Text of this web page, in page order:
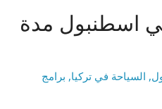
اسطنبول مدة
, السياحة في تركيا, برامج